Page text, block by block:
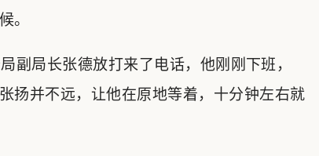
。
局长张德放打来了电话，他刚刚下班，
扬并不远，让他在原地等着，十分钟左右就